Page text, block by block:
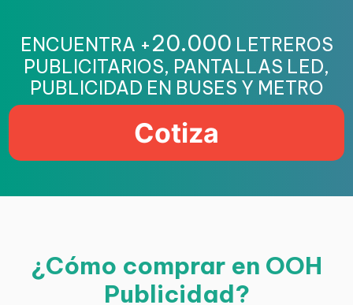
ENCUENTRA +20.000 LETREROS
PUBLICITARIOS, PANTALLAS LED,
PUBLICIDAD EN BUSES Y METRO
Cotiza
¿Cómo comprar en OOH
Publicidad?